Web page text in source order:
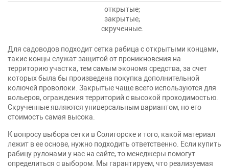
открытые;
закрытые;
скрученные.
Для садоводов подходит сетка рабица с открытыми концами,
такие концы служат защитой от проникновения на
территорию участка, тем самым экономя средства, за счет
которых была бы произведена покупка дополнительной
колючей проволоки. Закрытые чаще всего используются для
вольеров, ограждения территорий с высокой проходимостью.
Скрученные являются универсальным вариантом, но его
стоимость самая высока.
К вопросу выбора сетки в Солигорске и того, какой материал
лежит в ее основе, нужно подходить ответственно. Если купить
рабицу рулонами у нас на сайте, то менеджеры помогут
определиться с выбором. Мы гарантируем, что реализуемая